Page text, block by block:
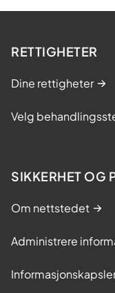
RETTIGHETER
Dine rettigheter
Velg
SIKKERHET OG
Om nettstedet
Administrere